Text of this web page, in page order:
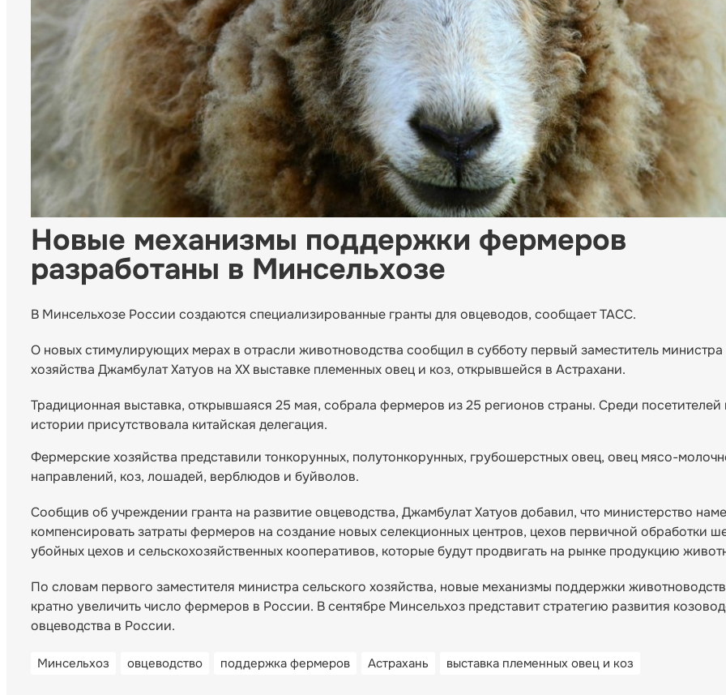
Новые механизмы поддержки фермеров
разработаны в Минсельхозе
В Минсельхозе России создаются специализированные гранты для овцеводов, сообщает ТАСС.
О новых стимулирующих мерах в отрасли животноводства сообщил в субботу первый заместитель министра
хозяйства Джамбулат Хатуов на XX выставке племенных овец и коз, открывшейся в Астрахани.
Традиционная выставка, открывшаяся 25 мая, собрала фермеров из 25 регионов страны. Среди посетителей
истории присутствовала китайская делегация.
Фермерские хозяйства представили тонкорунных, полутонкорунных, грубошерстных овец, овец мясо-
направлений, коз, лошадей, верблюдов и буйволов.
Сообщив об учреждении гранта на развитие овцеводства, Джамбулат Хатуов добавил, что министерство
компенсировать затраты фермеров на создание новых селекционных центров, цехов первичной обработки
убойных цехов и сельскохозяйственных кооперативов, которые будут продвигать на рынке продукцию
По словам первого заместителя министра сельского хозяйства, новые механизмы поддержки
кратно увеличить число фермеров в России. В сентябре Минсельхоз представит стратегию развития
овцеводства в России.
Минсельхоз овцеводство поддержка фермеров Астрахань выставка племенных овец и коз